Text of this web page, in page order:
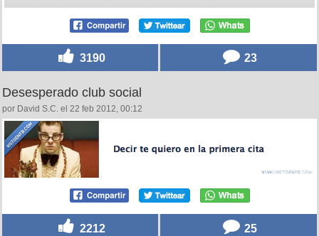
3190 23
Desesperado club social
por David S.C. el 22 feb 2012, 00:12
2212 25